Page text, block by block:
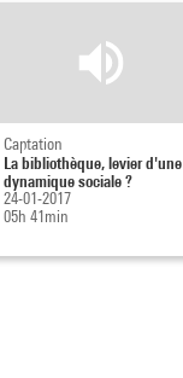
Captation
La bibliothèque, levier d'une
dynamique sociale ?
24-01-2017
05h 41min